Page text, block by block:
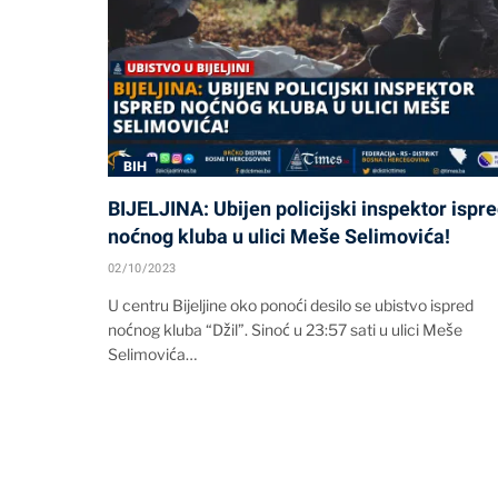
BIH
BIJELJINA: Ubijen policijski inspektor
noćnog kluba u ulici Meše Selimovića!
02/10/2023
U centru Bijeljine oko ponoći desilo se ubistvo ispred
noćnog kluba “Džil”. Sinoć u 23:57 sati u ulici Meše
Selimovića…